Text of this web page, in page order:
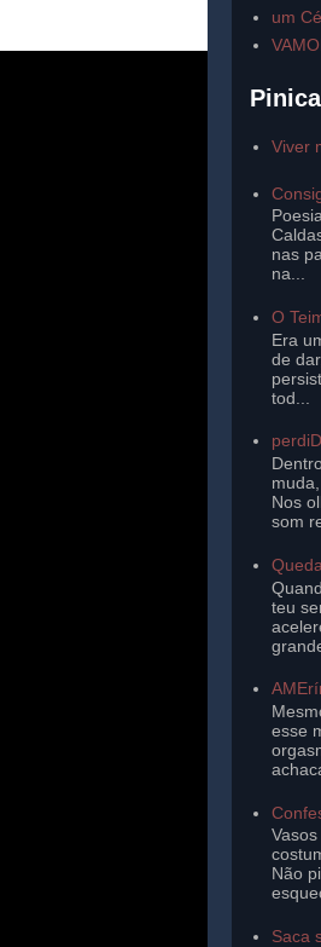
um
Viver
nas
na...
O
Era
de
tod...
Nos
som
teu
esse
Não
Saca